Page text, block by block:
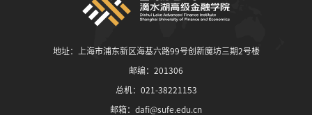
地址：上海市浦东新区海基六路99号创新魔坊三期2号楼
邮编：201306
总机：021-38221153
邮箱： dafi@sufe.edu.cn